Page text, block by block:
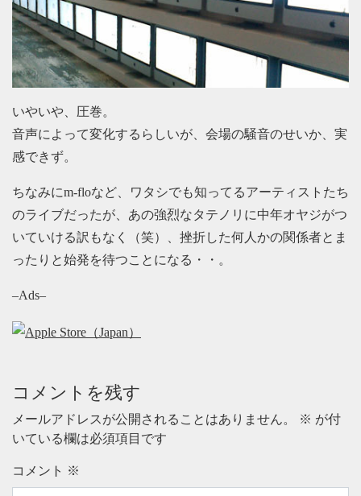
いやいや、圧巻。
音声によって変化するらしいが、会場の騒音のせいか、実
感できず。
ちなみにm-floなど、ワタシでも知ってるアーティストたち
のライブだったが、あの強烈なタテノリに中年オヤジがつ
いていける訳もなく（笑）、挫折した何人かの関係者とま
ったりと始発を待つことになる・・。
–Ads–
コメントを残す
メールアドレスが公開されることはありません。 ※ が付
いている欄は必須項目です
コメント ※